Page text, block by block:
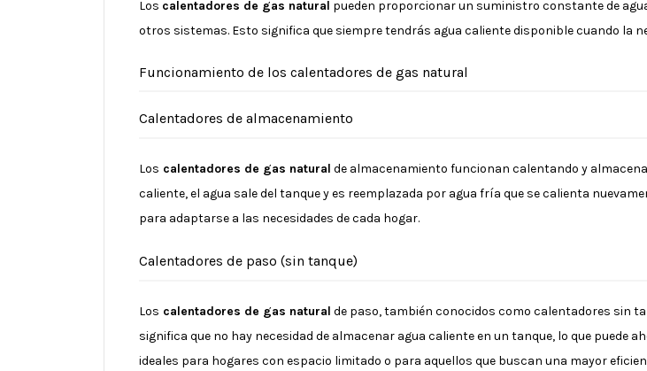
Los calentadores de gas natural pueden proporcionar un suministro constante de
otros sistemas. Esto significa que siempre tendrás agua caliente disponible cuando la
Funcionamiento de los calentadores de gas natural
Calentadores de almacenamiento
Los calentadores de gas natural de almacenamiento funcionan calentando y
caliente, el agua sale del tanque y es reemplazada por agua fría que se calienta
para adaptarse a las necesidades de cada hogar.
Calentadores de paso (sin tanque)
Los calentadores de gas natural de paso, también conocidos como calentadores sin
significa que no hay necesidad de almacenar agua caliente en un tanque, lo que puede
ideales para hogares con espacio limitado o para aquellos que buscan una mayor